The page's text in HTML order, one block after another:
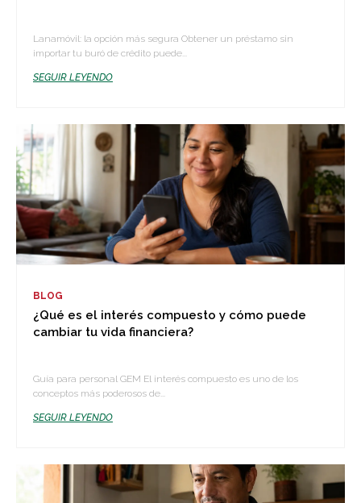
Lanamóvil: la opción más segura Obtener un préstamo sin
importar tu buró de crédito puede...
SEGUIR LEYENDO
BLOG
¿Qué es el interés compuesto y cómo puede
cambiar tu vida financiera?
Guía para personal GEM El interés compuesto es uno de los
conceptos más poderosos de...
SEGUIR LEYENDO